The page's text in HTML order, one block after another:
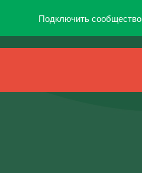
Подключить сообщество